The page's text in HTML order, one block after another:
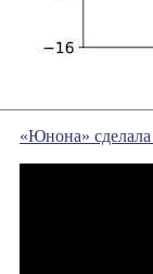
«Юнона»